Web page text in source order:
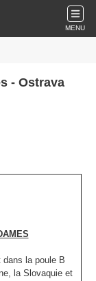
MENU
- Ostrava
dans la poule B
la Slovaquie et